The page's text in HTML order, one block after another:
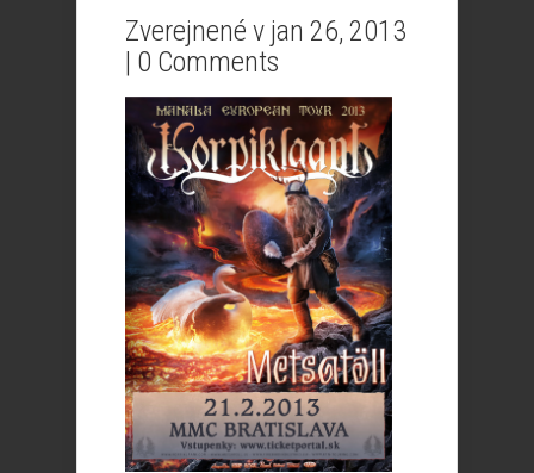
Zverejnené v jan 26, 2013
| 0 Comments